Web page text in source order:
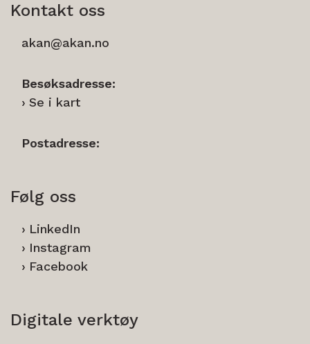
Kontakt oss
akan@akan.no
Besøksadresse:
Se i kart
Postadresse:
Følg oss
LinkedIn
Instagram
Facebook
Digitale verktøy